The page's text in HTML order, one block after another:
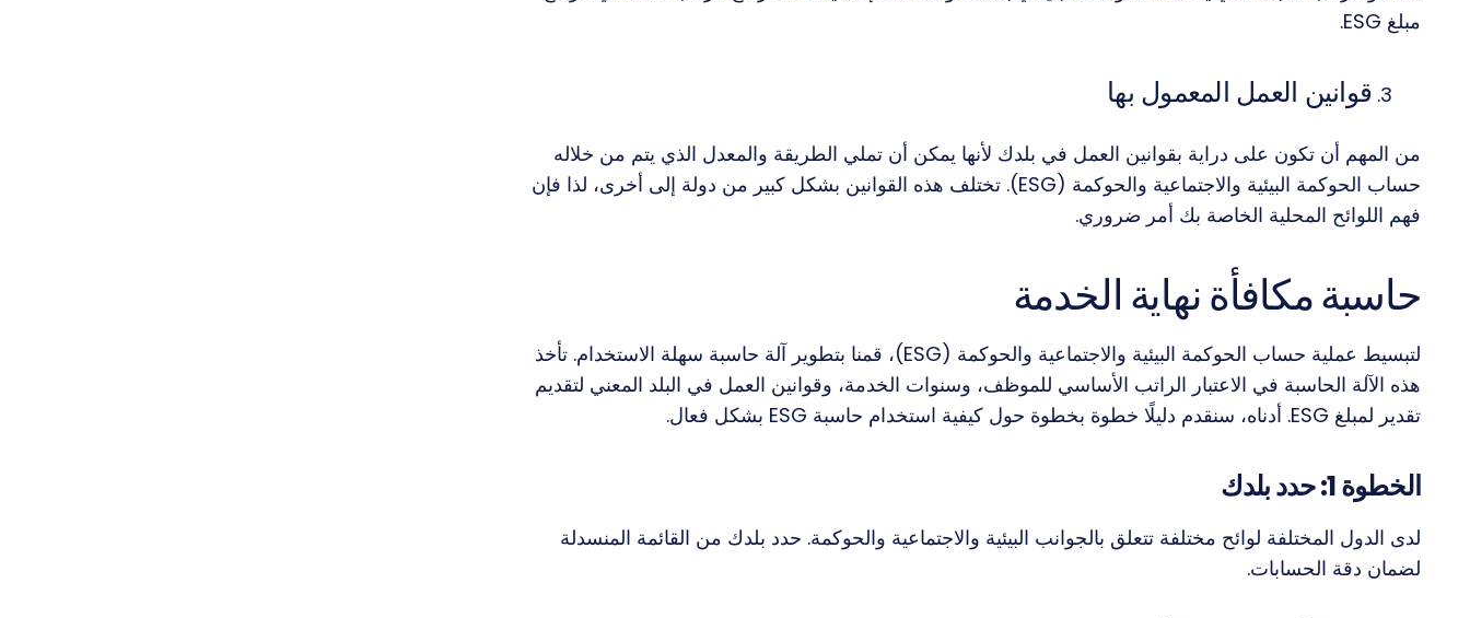
مبلغ ESG.
قوانين العمل المعمول بها
من المهم أن تكون على دراية بقوانين العمل في بلدك لأنها يمكن أن تملي الطريقة والمعدل الذي يتم من خلاله
حساب الحوكمة البيئية والاجتماعية والحوكمة (ESG). تختلف هذه القوانين بشكل كبير من دولة إلى أخرى، لذا فإن
فهم اللوائح المحلية الخاصة بك أمر ضروري.
حاسبة مكافأة نهاية الخدمة
لتبسيط عملية حساب الحوكمة البيئية والاجتماعية والحوكمة (ESG)، قمنا بتطوير آلة حاسبة سهلة الاستخدام. تأخذ
هذه الآلة الحاسبة في الاعتبار الراتب الأساسي للموظف، وسنوات الخدمة، وقوانين العمل في البلد المعني لتقديم
تقدير لمبلغ ESG. أدناه، سنقدم دليلًا خطوة بخطوة حول كيفية استخدام حاسبة ESG بشكل فعال.
الخطوة 1: حدد بلدك
لدى الدول المختلفة لوائح مختلفة تتعلق بالجوانب البيئية والاجتماعية والحوكمة. حدد بلدك من القائمة المنسدلة
لضمان دقة الحسابات.